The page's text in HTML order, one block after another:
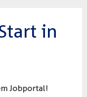
in
Jobportal!